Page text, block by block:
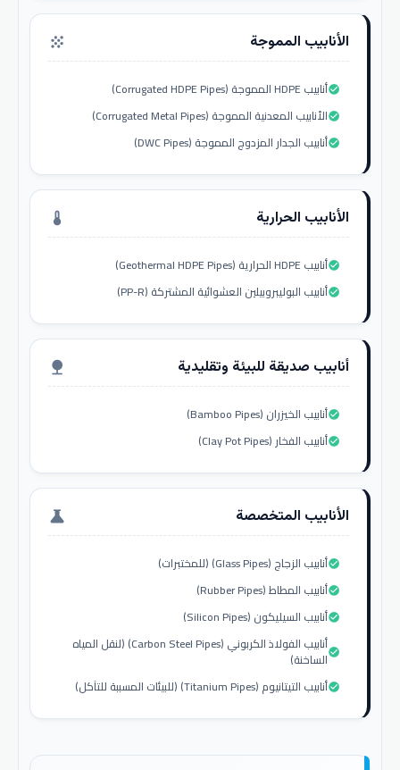
الأنابيب المموجة grain
أنابيب HDPE المموجة (Corrugated HDPE Pipes)check_circle
الأنابيب المعدنية المموجة (Corrugated Metal Pipes)check_circle
أنابيب الجدار المزدوج المموجة (DWC Pipes)check_circle
الأنابيب الحرارية thermostat
أنابيب HDPE الحرارية (Geothermal HDPE Pipes)check_circle
أنابيب البوليبروبيلين العشوائية المشتركة (PP-R)check_circle
أنابيب صديقة للبيئة وتقليدية nature
أنابيب الخيزران (Bamboo Pipes)check_circle
أنابيب الفخار (Clay Pot Pipes)check_circle
الأنابيب المتخصصة science
أنابيب الزجاج (Glass Pipes) (للمختبرات)check_circle
أنابيب المطاط (Rubber Pipes)check_circle
أنابيب السيليكون (Silicon Pipes)check_circle
أنابيب الفولاذ الكربوني (Carbon Steel Pipes) (لنقل المياه
الساخنة)check_circle
أنابيب التيتانيوم (Titanium Pipes) (للبيئات المسببة للتآكل)check_circle